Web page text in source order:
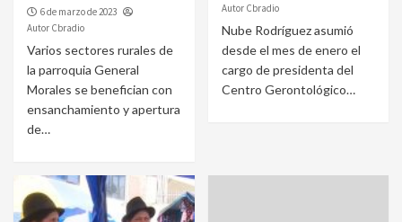
6 de marzo de 2023
Autor Cbradio
Varios sectores rurales de
la parroquia General
Morales se benefician con
ensanchamiento y apertura
de…
Autor Cbradio
Nube Rodríguez asumió
desde el mes de enero el
cargo de presidenta del
Centro Gerontológico…